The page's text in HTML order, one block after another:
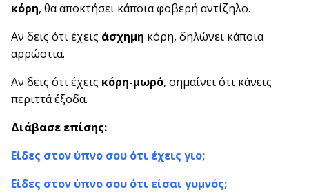
κόρη, θα αποκτήσει κάποια φοβερή αντίζηλο.
Αν δεις ότι έχεις άσχημη κόρη, δηλώνει κάποια
αρρώστια.
Αν δεις ότι έχεις κόρη-μωρό, σημαίνει ότι κάνεις
περιττά έξοδα.
Διάβασε επίσης:
Είδες στον ύπνο σου ότι έχεις γιο;
Είδες στον ύπνο σου ότι είσαι γυμνός;